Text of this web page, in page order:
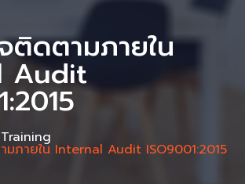
ติดตามภายใน
Audit
มภายใน Internal Audit ISO9001:2015